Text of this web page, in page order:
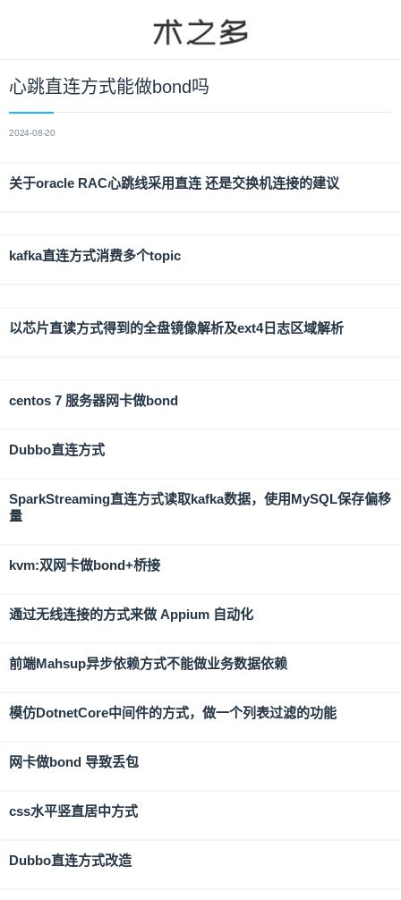
心跳直连方式能做bond吗
2024-08-20
关于oracle RAC心跳线采用直连 还是交换机连接的建议
kafka直连方式消费多个topic
以芯片直读方式得到的全盘镜像解析及ext4日志区域解析
centos 7 服务器网卡做bond
Dubbo直连方式
SparkStreaming直连方式读取kafka数据，使用MySQL保存偏移
量
kvm:双网卡做bond+桥接
通过无线连接的方式来做 Appium 自动化
前端Mahsup异步依赖方式不能做业务数据依赖
模仿DotnetCore中间件的方式，做一个列表过滤的功能
网卡做bond 导致丢包
css水平竖直居中方式
Dubbo直连方式改造